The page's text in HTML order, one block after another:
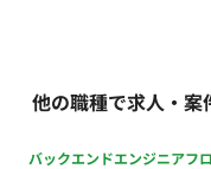
他の職種で求人・案
バックエンドエンジニアフ